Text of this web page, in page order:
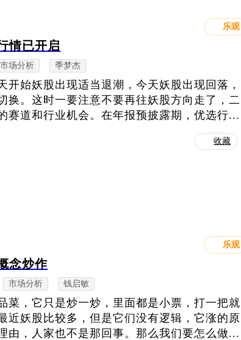
乐观
情已开启
市场分析 季梦杰
开始妖股出现适当退潮，今天妖股出现回落，
换。这时一要注意不要再往妖股方向走了，二
赛道和行业机会。在年报预披露期，优选行...
收藏
乐观
念炒作
市场分析 钱启敏
菜，它只是炒一炒，里面都是小票，打一把就
近妖股比较多，但是它们没有逻辑，它涨的原
由，人家也不是那回事。那么我们要怎么做...